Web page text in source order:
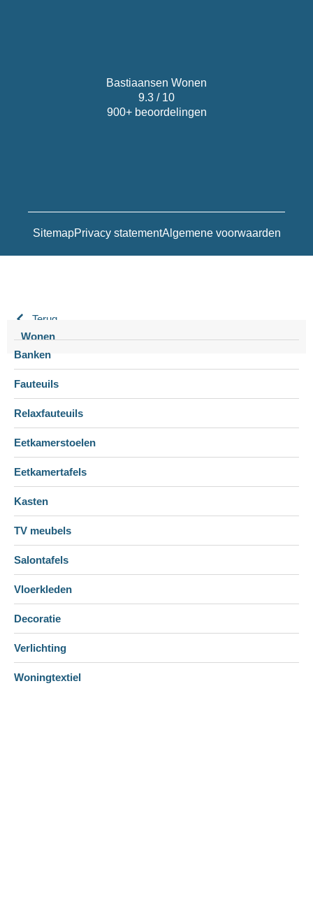
SitemapPrivacy statementAlgemene voorwaarden
Bastiaansen Wonen
9.3 / 10
900+ beoordelingen
Terug
Wonen
Banken
Fauteuils
Relaxfauteuils
Eetkamerstoelen
Eetkamertafels
Kasten
TV meubels
Salontafels
Vloerkleden
Decoratie
Verlichting
Woningtextiel